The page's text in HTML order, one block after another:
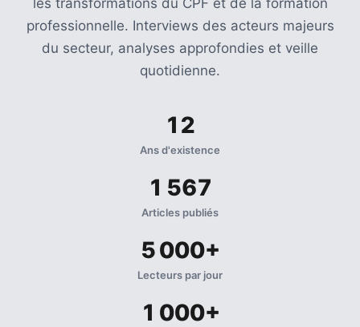
professionnelle. Interviews des acteurs majeurs
du secteur, analyses approfondies et veille
quotidienne.
12
Ans d'existence
1 567
Articles publiés
5 000+
Lecteurs par jour
1 000+